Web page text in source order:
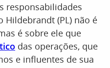
responsabilidades
Hildebrandt (PL) não é
é sobre ele que
das operações, que
e influentes de sua